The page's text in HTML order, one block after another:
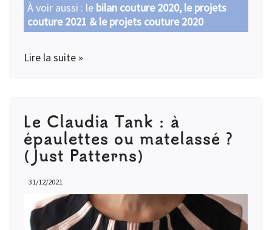
À voir aussi : le bilan couture 2020, le projets
couture 2021 & le projets couture 2020
Lire la suite »
Le Claudia Tank : à
épaulettes ou matelassé ?
(Just Patterns)
31/12/2021